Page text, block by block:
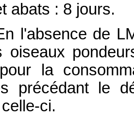
abats : 8 jours.
l'absence de
oiseaux
la
précédant le
ci.